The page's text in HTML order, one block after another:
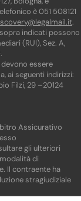
è 051 508121
.
indicati possono
(RUI), Sez. A,
essere
ai seguenti indirizzi:
Filzi, 29 –20124
Assicurativo
gli ulteriori
di
Il contraente ha
stragiudiziale